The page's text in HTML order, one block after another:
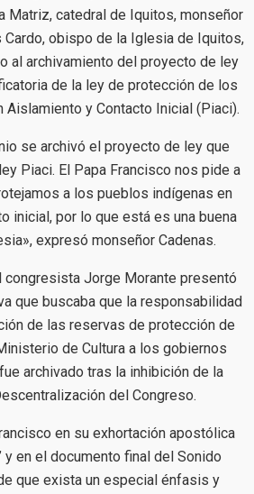
Matriz, catedral de Iquitos, monseñor
Cardo, obispo de la Iglesia de Iquitos,
al archivamiento del proyecto de ley
de la ley de protección de los
Aislamiento y Contacto Inicial (Piaci).
se archivó el proyecto de ley que
Piaci. El Papa Francisco nos pide a
a los pueblos indígenas en
inicial, por lo que está es una buena
expresó monseñor Cadenas.
congresista Jorge Morante presentó
que buscaba que la responsabilidad
de las reservas de protección de
de Cultura a los gobiernos
archivado tras la inhibición de la
del Congreso.
en su exhortación apostólica
y en el documento final del Sonido
que exista un especial énfasis y